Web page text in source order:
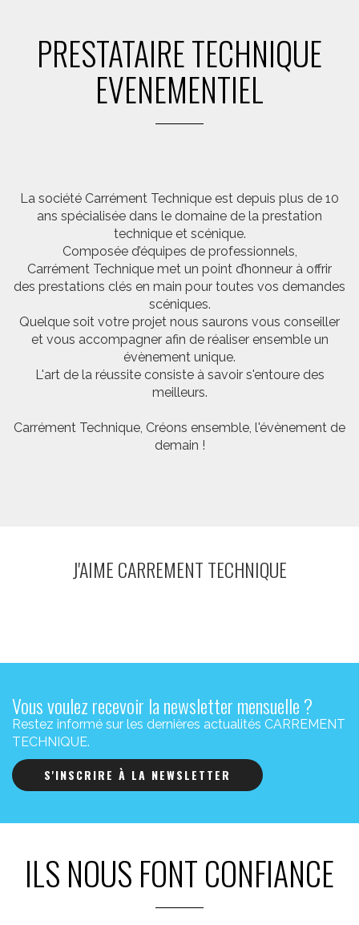
PRESTATAIRE TECHNIQUE
EVENEMENTIEL
La société Carrément Technique est depuis plus de 10
ans spécialisée dans le domaine de la prestation
technique et scénique.
Composée d’équipes de professionnels,
Carrément Technique met un point d’honneur à offrir
des prestations clés en main pour toutes vos demandes
scéniques.
Quelque soit votre projet nous saurons vous conseiller
et vous accompagner afin de réaliser ensemble un
évènement unique.
L'art de la réussite consiste à savoir s'entoure des
meilleurs.
Carrément Technique, Créons ensemble, l'évènement de
demain !
J'AIME CARREMENT TECHNIQUE
Vous voulez recevoir la newsletter mensuelle ?
Restez informé sur les dernières actualités CARREMENT
TECHNIQUE.
S'INSCRIRE À LA NEWSLETTER
ILS NOUS FONT CONFIANCE